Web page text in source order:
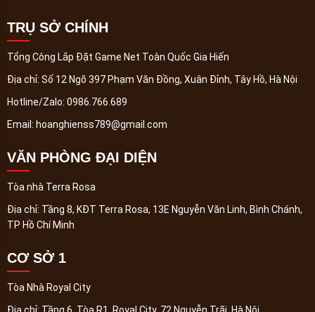
TRỤ SỞ CHÍNH
Tổng Công Lắp Đặt Game Net Toàn Quốc Gia Hiến
Địa chỉ: Số 12 Ngõ 397 Phạm Văn Đồng, Xuân Đỉnh, Tây Hồ, Hà Nội
Hotline/Zalo: 0986.766.689
Email: hoanghienss789@gmail.com
VĂN PHÒNG ĐẠI DIỆN
Tòa nhà Terra Rosa
Địa chỉ: Tầng 8, KĐT Terra Rosa, 13E Nguyễn Văn Linh, Bình Chánh,
TP Hồ Chí Minh
CƠ SỞ 1
Tòa Nhà Royal City